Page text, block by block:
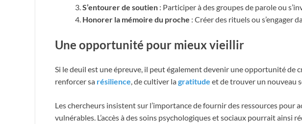
S’entourer de soutien : Participer à des groupes de parole ou
Honorer la mémoire du proche : Créer des rituels ou s’engager
Une opportunité pour mieux vieillir
Si le deuil est une épreuve, il peut également devenir une opportunité de
renforcer sa résilience , de cultiver lagratitude et de trouver un nouveau
Les chercheurs insistent sur l’importance de fournir des ressources pour
vulnérables. L’accès à des soins psychologiques et sociaux pourrait